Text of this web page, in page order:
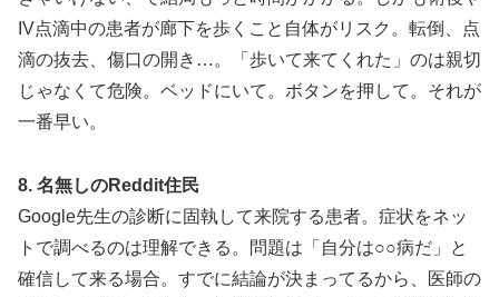
IV点滴中の患者が廊下を歩くこと自体がリスク。転倒、点
滴の抜去、傷口の開き…。「歩いて来てくれた」のは親切
じゃなくて危険。ベッドにいて。ボタンを押して。それが
一番早い。
8. 名無しのReddit住民
Google先生の診断に固執して来院する患者。症状をネッ
トで調べるのは理解できる。問題は「自分は○○病だ」と
確信して来る場合。すでに結論が決まってるから、医師の